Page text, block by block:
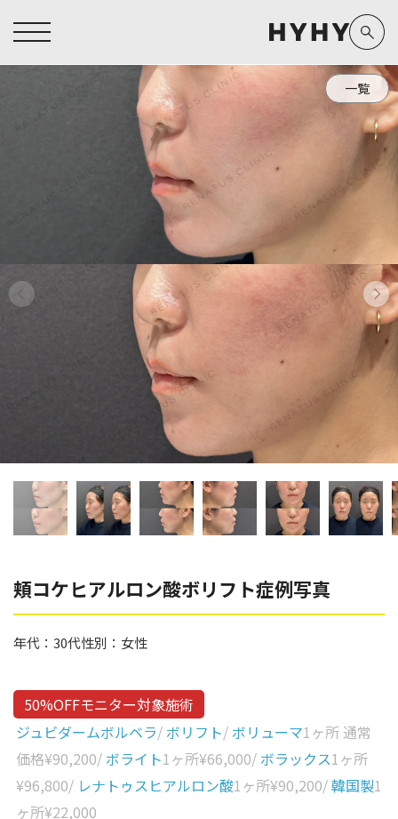
ヒアルロン酸注入症例一覧
アートメイク症例一覧
運営元情報
よくあるご質問
お問い合わせ
プライバシーポリシー
未成年の方へ
コラム
ヒアルロン酸注入 医療脱毛
高橋 希
阿部 竜介
Parts
部位から探す
額
こめかみ
眉間
眉上
目の上
涙袋
眼窩縁（目の下）
Preparation
製剤から探す
ザーフ(XERF)
ボラックス
ボリューマ
ボルベラ
レナトゥスヒアルロン酸
ダイヤモンドフィール/ピ
ネハ
リジュラン
目の下のクマ取り
その他
Gender
一覧
頬コケヒアルロン酸ボリフト症例写真
年代： 30代性別： 女性
50%OFFモニター対象施術
ジュビダームボルベラ/ ボリフト/ ボリューマ1ヶ所 通常
価格¥90,200/ ボライト1ヶ所¥66,000/ ボラックス1ヶ所
¥96,800/ レナトゥスヒアルロン酸1ヶ所¥90,200/韓国製1
ヶ所¥22,000